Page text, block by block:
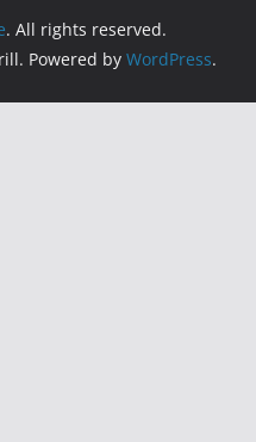
. All rights reserved.
Powered by WordPress.